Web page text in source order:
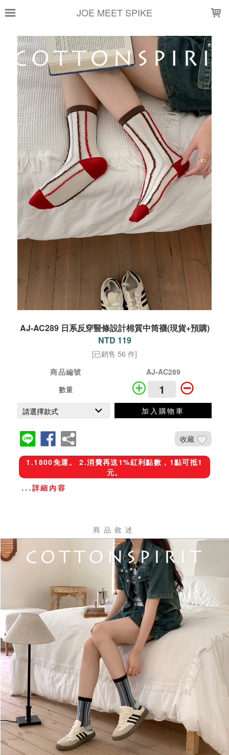
JOE MEET SPIKE
AJ-AC289 日系反穿豎條設計棉質中筒襪(現貨+預購)
NTD 119
[已銷售 56 件]
商品編號
AJ-AC289
數量
加入購物車
收藏
1.1800免運。 2.消費再送1%紅利點數，1點可抵1
元。
...詳細內容
商品敘述